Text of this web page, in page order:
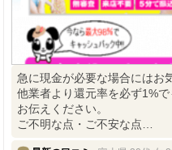
急に現金が必要な場合にはお
他業者より還元率を必ず1%
お伝えください。
ご不明な点・ご不安な点…